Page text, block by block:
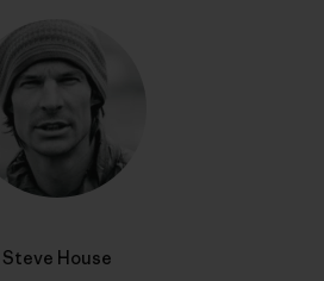
Steve House